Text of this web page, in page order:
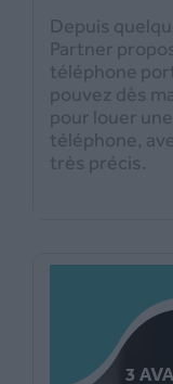
Depuis
Partner
téléphone
pouvez dès
pour louer
téléphone,
très précis.